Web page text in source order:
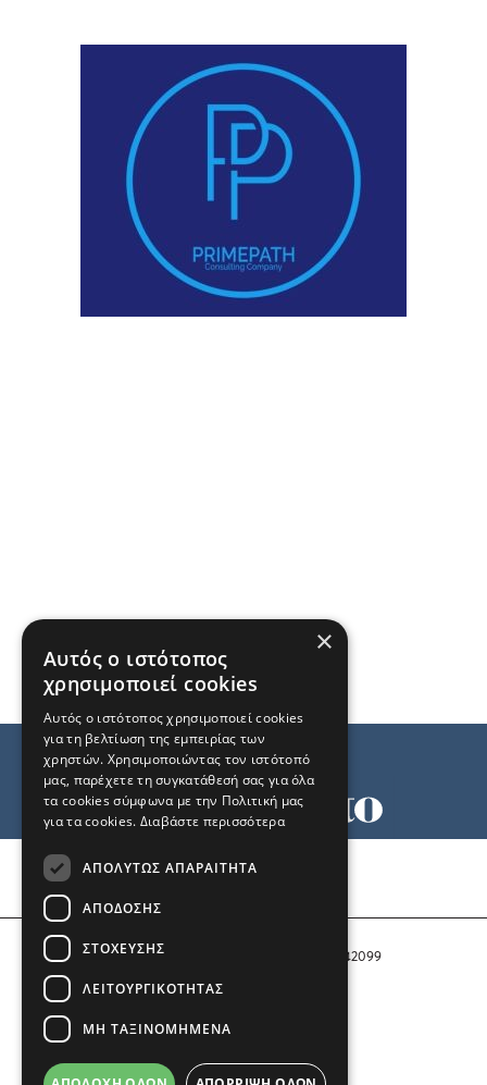
Αριθμός Πιστοποίησης Μ.Η.Τ. 242099
COPYRIGHT © 2026 Το Μανιφέστο
×
Αυτός ο ιστότοπος
χρησιμοποιεί cookies
Αυτός ο ιστότοπος χρησιμοποιεί cookies
για τη βελτίωση της εμπειρίας των
χρηστών. Χρησιμοποιώντας τον ιστότοπό
μας, παρέχετε τη συγκατάθεσή σας για όλα
τα cookies σύμφωνα με την Πολιτική μας
για τα cookies. Διαβάστε περισσότερα
ΑΠΟΛΎΤΩΣ ΑΠΑΡΑΊΤΗΤΑ
ΑΠΌΔΟΣΗΣ
ΣΤΌΧΕΥΣΗΣ
ΛΕΙΤΟΥΡΓΙΚΌΤΗΤΑΣ
ΜΗ ΤΑΞΙΝΟΜΗΜΈΝΑ